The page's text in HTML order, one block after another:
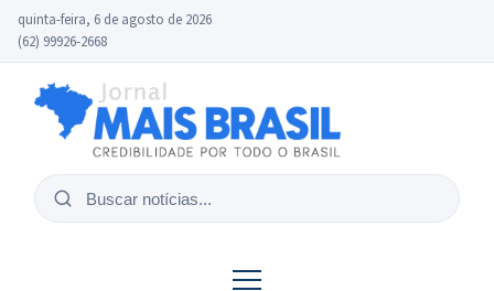
quinta-feira, 6 de agosto de 2026
(62) 99926-2668
Buscar